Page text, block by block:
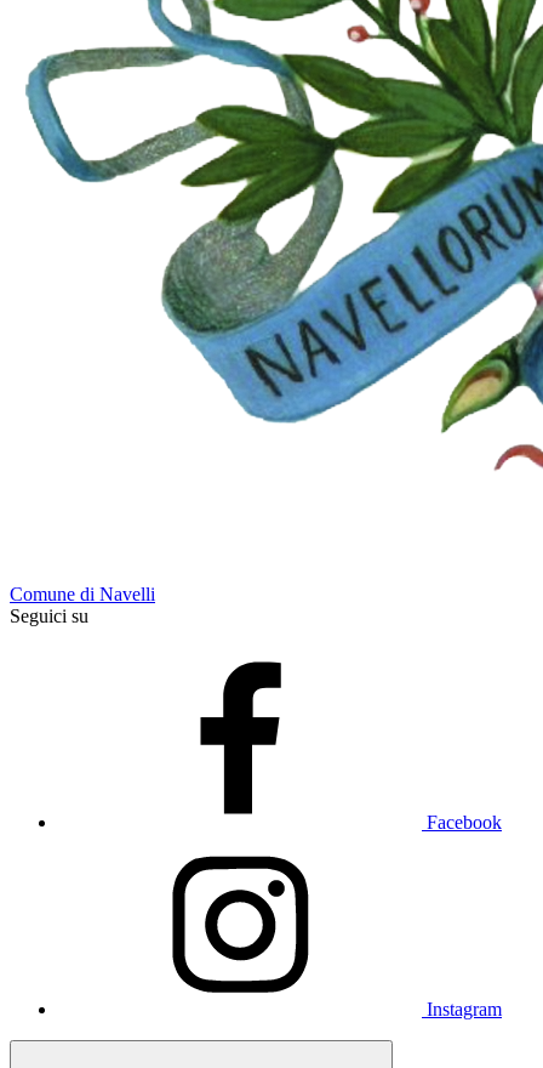
Comune di Navelli
Seguici su
Facebook
Instagram